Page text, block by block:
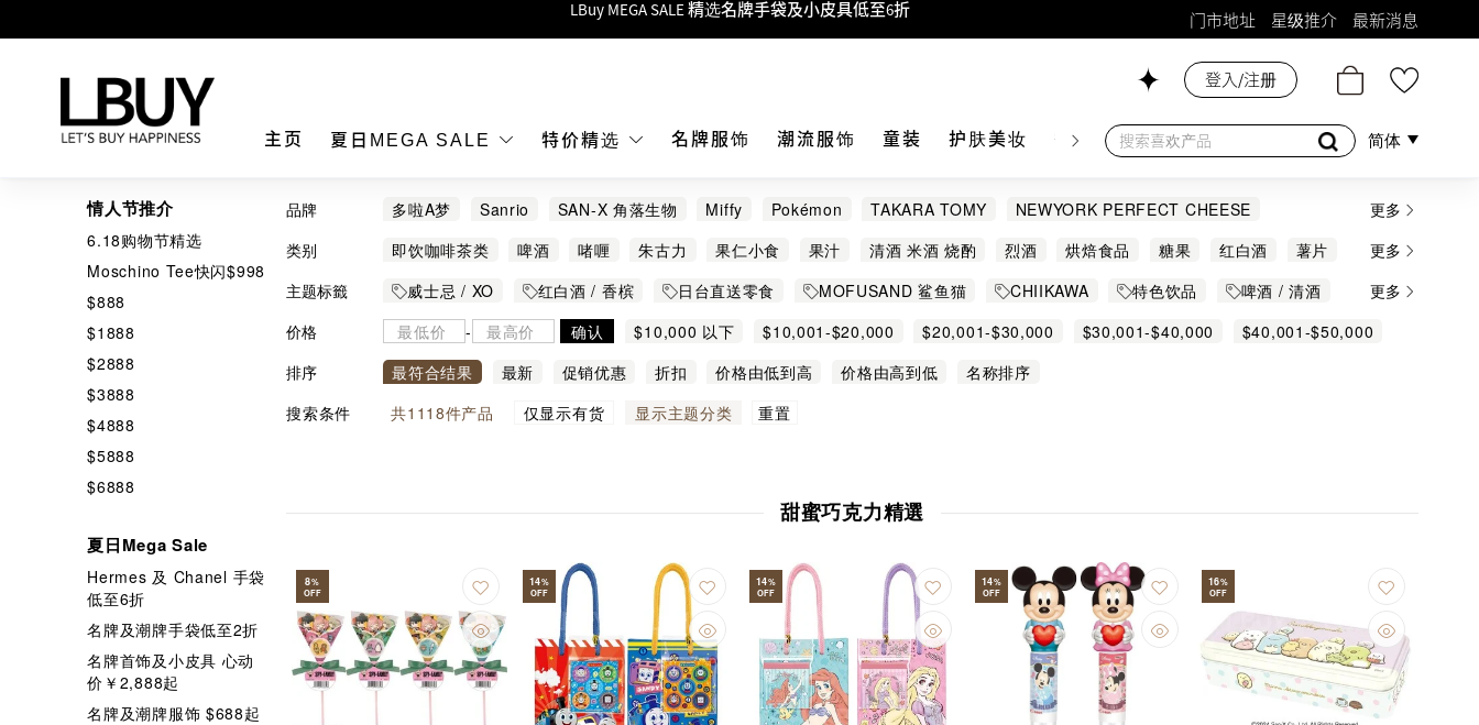
Goyard Hobo / Hobo Mini人气限量特别版限时原价低至75折!
MOKO 1楼175号铺旗舰店特设名牌Hermès、CHANEL及LV专区！
购物满HKD500即享免运费！
LBuy获香港知识产权署颁发2026《正版正货承诺》商标
LBuy MEGA SALE 精选名牌手袋及小皮具低至6折
门市地址 星级推介 最新消息
主页 夏日MEGA SALE 特价精选 名牌服饰 潮流服饰 童装 护肤美妆 香水香薰 个人护理 母婴护理 游戏及精品
登入/注册
简体
情人节推介
6.18购物节精选
Moschino Tee快闪$998
$888
$1888
$2888
$3888
$4888
$5888
$6888
夏日Mega Sale
Hermes 及 Chanel 手袋
低至6折
名牌及潮牌手袋低至2折
名牌首饰及小皮具 心动
价￥2,888起
名牌及潮牌服饰 $688起
品牌 多啦A梦 Sanrio SAN-X 角落生物 Miffy Pokémon TAKARA TOMY
NEWYORK PERFECT CHEESE
CAPE MENTELLE
伊多 Albert Glas All Hearts Company Aquagen Aratama Seika ASAHI
Atilius
AUDREY
Bandai食玩 Bonchi CHATEAU LYNCH BAGES CHATEAU TALBOT CHEERIO
CHEETOS
Chiikawa
Ciabot Cleat
Denroku
DOMAINE JOLIET
FritoLay
FUJIKO Furansuya FURUTA GLENFIDDICH Hamada HEART
Hokka
HOKUETSU HONDA SEIKA HORI
MOËT & CHANDON Mofusand
Mozoroff Nagano Nakajima NANIWA SEIKA NATORI
Nicolas Feuillatte
NISHIMURA Nissincisco Noah's Nobel Oh！YOSHIMI ONOEMAN
ORIHIRO
ORION PEPSI PINE POKKA POKKA SAPPORO REMY MARTIN XO
Ribbon
Sabrina
Saint-Julien SANGARIA SANKO SAPPORO Seiki SENJAKUAME
SENSYUAN
SKITTLES Smeraldi Snow Cheese Snowbell Solan de Cabras
更多
类别
即饮咖啡茶类 啤酒 啫喱 朱古力 果仁小食 果汁 清酒 米酒 烧酌 烈酒 烘焙食品 糖果 红白酒
薯片
饮品
香槟 气泡酒 其他
更多
主题标籤
威士忌 / XO 红白酒 / 香槟 日台直送零食 MOFUSAND 鲨鱼猫 CHIIKAWA 特色饮品
啤酒 / 清酒
Hello Kitty
角落生物 Melody 甜蜜巧克力精選 MIFFY 所有 Sanrio 玉桂狗
Kuromi
Sanrio 其他熱門角色
面包超人 零食手信
更多
价格
- 确认 $10,000 以下 $10,001-$20,000 $20,001-$30,000 $30,001-$40,000
$40,001-$50,000
排序 最符合结果 最新 促销优惠 折扣 价格由低到高 价格由高到低
名称排序
搜索条件
共1118件产品 仅显示有货 显示主题分类 重置
甜蜜巧克力精選
8%
OFF
14%
OFF
14%
OFF
14%
OFF
16%
OFF